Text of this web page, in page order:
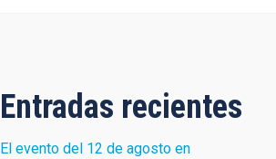
Entradas recientes
El evento del 12 de agosto en